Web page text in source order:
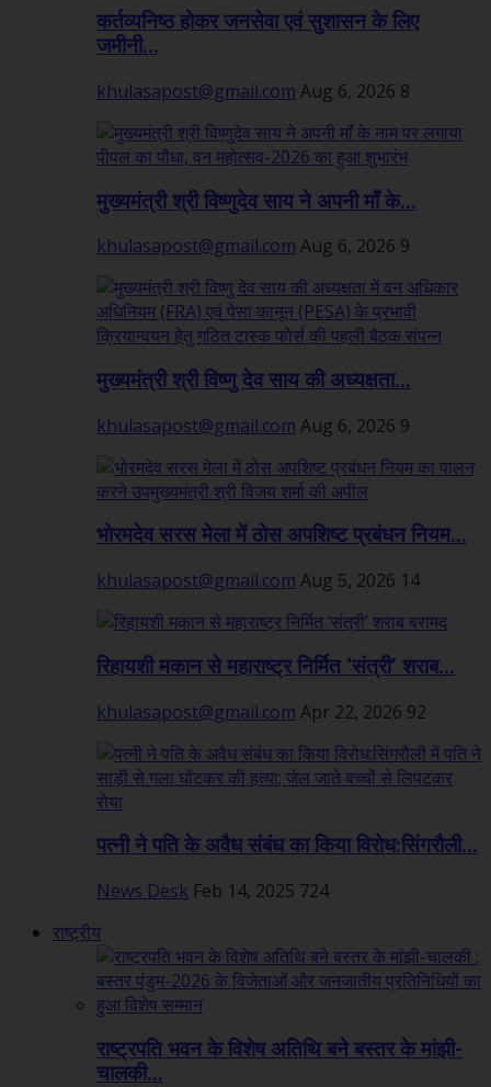
कर्तव्यनिष्ठ होकर जनसेवा एवं सुशासन के लिए
जमीनी...
khulasapost@gmail.com Aug 6, 2026 8
मुख्यमंत्री श्री विष्णुदेव साय ने अपनी माँ के...
khulasapost@gmail.com Aug 6, 2026 9
मुख्यमंत्री श्री विष्णु देव साय की अध्यक्षता...
khulasapost@gmail.com Aug 6, 2026 9
भोरमदेव सरस मेला में ठोस अपशिष्ट प्रबंधन नियम...
khulasapost@gmail.com Aug 5, 2026 14
रिहायशी मकान से महाराष्ट्र निर्मित ‘संत्री’ शराब...
khulasapost@gmail.com Apr 22, 2026 92
पत्नी ने पति के अवैध संबंध का किया विरोध:सिंगरौली...
News Desk Feb 14, 2025 724
राष्ट्रीय
राष्ट्रपति भवन के विशेष अतिथि बने बस्तर के मांझी-
चालकी...